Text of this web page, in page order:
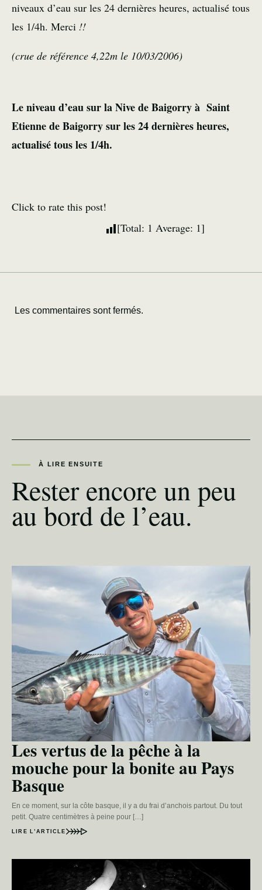
niveaux d’eau sur les 24 dernières heures, actualisé tous
les 1/4h. Merci !!
(crue de référence 4,22m le 10/03/2006)
Le niveau d’eau sur la Nive de Baigorry à Saint
Etienne de Baigorry sur les 24 dernières heures,
actualisé tous les 1/4h.
Click to rate this post!
[Total: 1 Average: 1]
Les commentaires sont fermés.
À LIRE ENSUITE
Rester encore un peu
au bord de l’eau.
Les vertus de la pêche à la
mouche pour la bonite au Pays
Basque
En ce moment, sur la côte basque, il y a du frai d’anchois partout. Du tout
petit. Quatre centimètres à peine pour […]
LIRE L’ARTICLE